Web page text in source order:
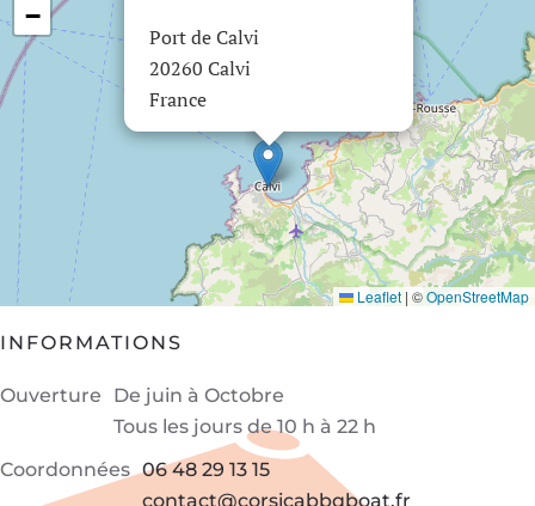
Port de Calvi
20260 Calvi
France
−
Leaflet | ©OpenStreetMap
INFORMATIONS
Ouverture
De juin à Octobre
Tous les jours de 10 h à 22 h
Coordonnées 06 48 29 13 15
contact@corsicabbqboat.fr